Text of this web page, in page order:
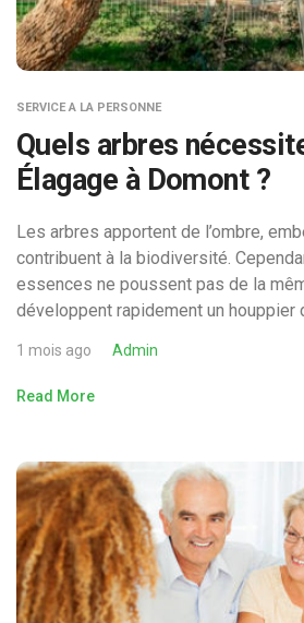
SERVICE A LA PERSONNE
Quels arbres
Élagage à Domont ?
Les arbres apportent de l’ombre,
contribuent à la biodiversité.
essences ne poussent pas de la
développent rapidement un houppier
1 mois ago Admin
Read More